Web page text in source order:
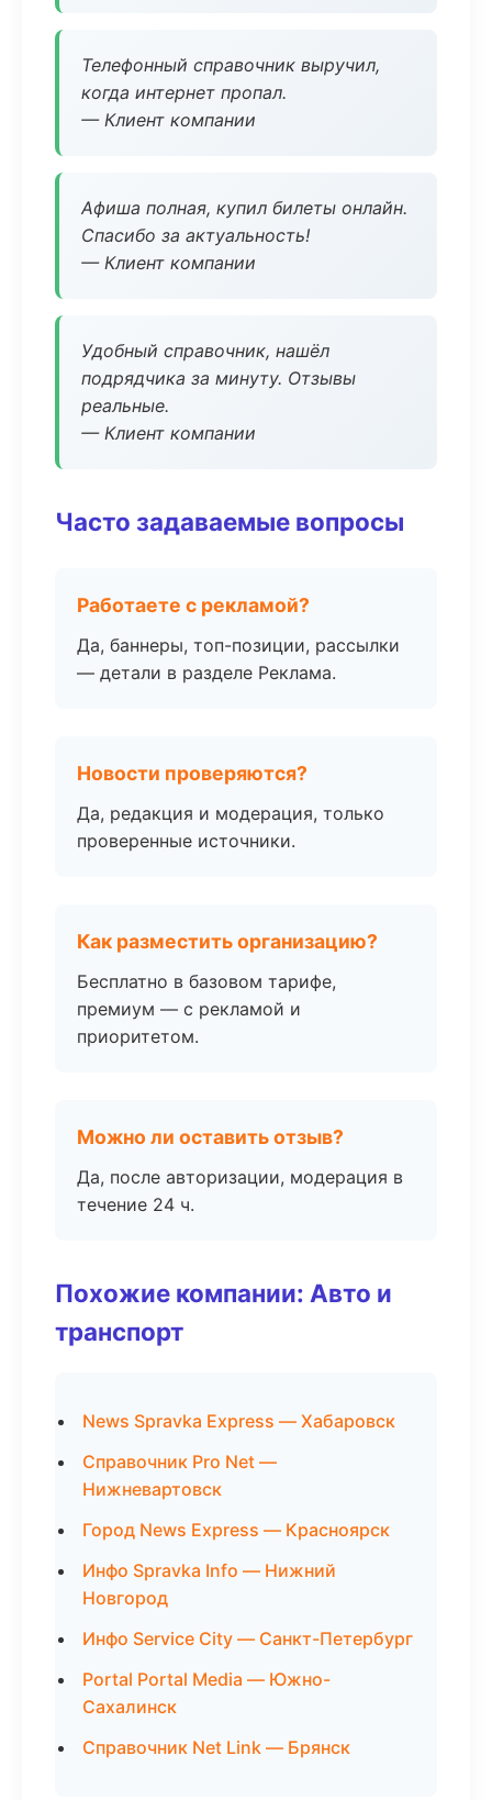
Телефонный справочник выручил,
когда интернет пропал.
— Клиент компании
Афиша полная, купил билеты онлайн.
Спасибо за актуальность!
— Клиент компании
Удобный справочник, нашёл
подрядчика за минуту. Отзывы
реальные.
— Клиент компании
Часто задаваемые вопросы
Работаете с рекламой?
Да, баннеры, топ-позиции, рассылки
— детали в разделе Реклама.
Новости проверяются?
Да, редакция и модерация, только
проверенные источники.
Как разместить организацию?
Бесплатно в базовом тарифе,
премиум — с рекламой и
приоритетом.
Можно ли оставить отзыв?
Да, после авторизации, модерация в
течение 24 ч.
Похожие компании: Авто и
транспорт
News Spravka Express — Хабаровск
Справочник Pro Net —
Нижневартовск
Город News Express — Красноярск
Инфо Spravka Info — Нижний
Новгород
Инфо Service City — Санкт-Петербург
Portal Portal Media — Южно-
Сахалинск
Справочник Net Link — Брянск